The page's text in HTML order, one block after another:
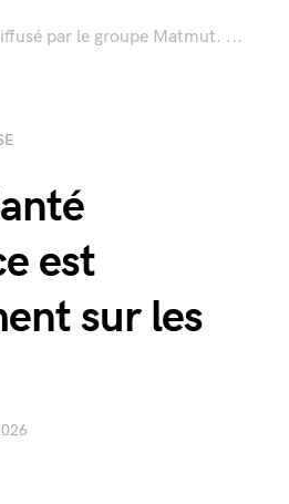
par le groupe Matmut. ...
est
sur les